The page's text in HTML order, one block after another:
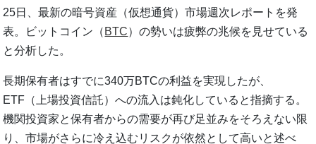
25日、最新の暗号資産（仮想通貨）市場週次レポートを発
表。ビットコイン（ BTC）の勢いは疲弊の兆候を見せている
と分析した。
長期保有者はすでに340万BTCの利益を実現したが、
ETF（上場投資信託）への流入は鈍化していると指摘する。
機関投資家と保有者からの需要が再び足並みをそろえない限
り、市場がさらに冷え込むリスクが依然として高いと述べ